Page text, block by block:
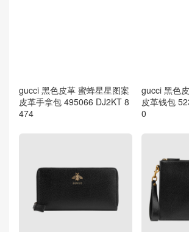
gucci 黑色皮革 蜜蜂星星图案
皮革手拿包 495066 DJ2KT 8
474
gucci 黑色
皮革钱包
0